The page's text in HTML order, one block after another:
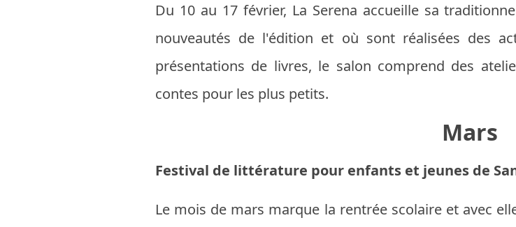
Du 10 au 17 février, La Serena accueille sa
nouveautés de l'édition et où sont réalisées des
présentations de livres, le salon comprend des
contes pour les plus petits.
Mars
Festival de littérature pour enfants et jeunes de
Le mois de mars marque la rentrée scolaire et avec